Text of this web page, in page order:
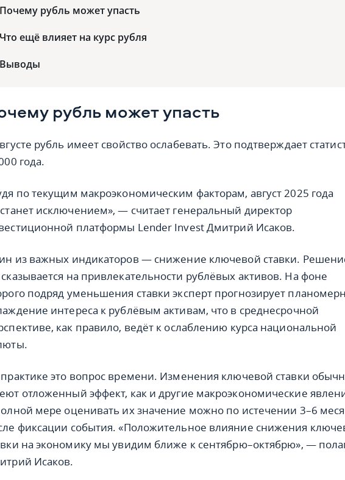
Почему рубль может упасть
Что ещё влияет на курс рубля
Выводы
рубль может упасть
рубль имеет свойство ослабевать. Это подтверждает
года.
по текущим макроэкономическим факторам, август 2025 года
исключением», — считает генеральный директор
платформы Lender Invest Дмитрий Исаков.
из важных индикаторов — снижение ключевой ставки.
на привлекательности рублёвых активов. На фоне
подряд уменьшения ставки эксперт прогнозирует
интереса к рублёвым активам, что в среднесрочной
как правило, ведёт к ослаблению курса национальной
это вопрос времени. Изменения ключевой ставки
отложенный эффект, как и другие макроэкономические
мере оценивать их значение можно по истечении 3–6
фиксации события. «Положительное влияние снижения
на экономику мы увидим ближе к сентябрю–октябрю», —
Исаков.